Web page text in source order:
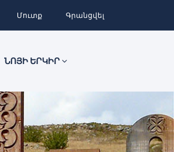
Մուտք Գրանցվել
ՆՈՅԻ ԵՐԿԻՐ